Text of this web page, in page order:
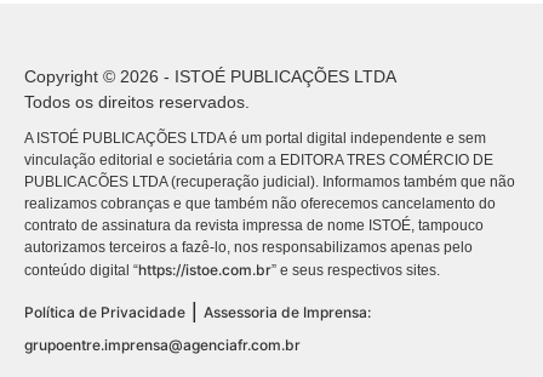
Copyright © 2026 - ISTOÉ PUBLICAÇÕES LTDA
Todos os direitos reservados.
A ISTOÉ PUBLICAÇÕES LTDA é um portal digital independente e sem
vinculação editorial e societária com a EDITORA TRES COMÉRCIO DE
PUBLICACÕES LTDA (recuperação judicial). Informamos também que não
realizamos cobranças e que também não oferecemos cancelamento do
contrato de assinatura da revista impressa de nome ISTOÉ, tampouco
autorizamos terceiros a fazê-lo, nos responsabilizamos apenas pelo
conteúdo digital “https://istoe.com.br” e seus respectivos sites.
Política de Privacidade
Assessoria de Imprensa:
grupoentre.imprensa@agenciafr.com.br